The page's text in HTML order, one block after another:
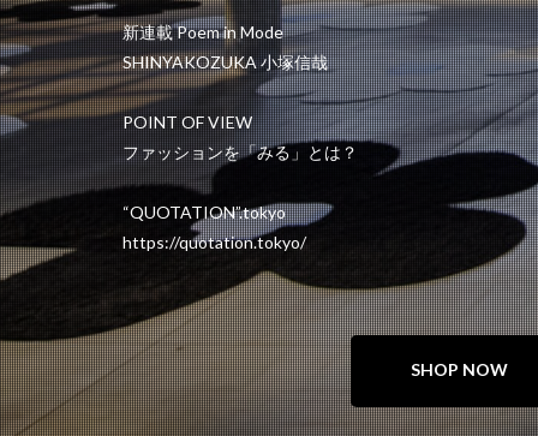
新連載 Poem in Mode
SHINYAKOZUKA 小塚信哉
POINT OF VIEW
ファッションを「みる」とは？
“QUOTATION”.tokyo
https://quotation.tokyo/
SHOP NOW